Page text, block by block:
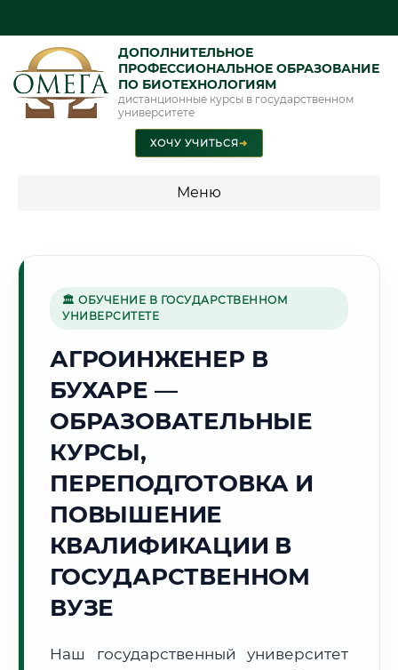
ДОПОЛНИТЕЛЬНОЕ
ПРОФЕССИОНАЛЬНОЕ ОБРАЗОВАНИЕ
ПО БИОТЕХНОЛОГИЯМ
дистанционные курсы в государственном
университете
ХОЧУ УЧИТЬСЯ➜
Меню
🏛️
20:34:23
2026 г.
Погода в г. Бухара:🌤️ +39°C Преимущественно ясно
🌅 Восход:05:46 🌇 Закат:
📍 Региональная справка
🏛 ОБУЧЕНИЕ В ГОСУДАРСТВЕННОМ
УНИВЕРСИТЕТЕ
АГРОИНЖЕНЕР В
БУХАРЕ —
ОБРАЗОВАТЕЛЬНЫЕ
КУРСЫ,
ПЕРЕПОДГОТОВКА И
ПОВЫШЕНИЕ
КВАЛИФИКАЦИИ В
ГОСУДАРСТВЕННОМ
ВУЗЕ
Наш государственный университет